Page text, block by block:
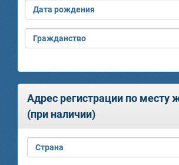
Дата рождения
Гражданство
Адрес регистрации по месту
(при наличии)
Страна